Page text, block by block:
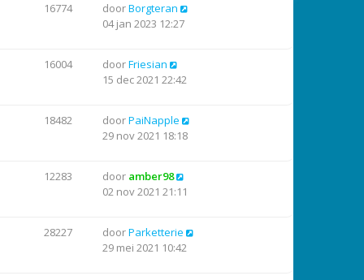
16774 doorBorgteran
04 jan 2023 12:27
16004 doorFriesian
15 dec 2021 22:42
18482 doorPaiNapple
29 nov 2021 18:18
12283 door amber98
02 nov 2021 21:11
28227 doorParketterie
29 mei 2021 10:42